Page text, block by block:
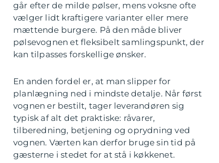
går efter de milde pølser, mens voksne ofte
vælger lidt kraftigere varianter eller mere
mættende burgere. På den måde bliver
pølsevognen et fleksibelt samlingspunkt, der
kan tilpasses forskellige ønsker.
En anden fordel er, at man slipper for
planlægning ned i mindste detalje. Når først
vognen er bestilt, tager leverandøren sig
typisk af alt det praktiske: råvarer,
tilberedning, betjening og oprydning ved
vognen. Værten kan derfor bruge sin tid på
gæsterne i stedet for at stå i køkkenet.